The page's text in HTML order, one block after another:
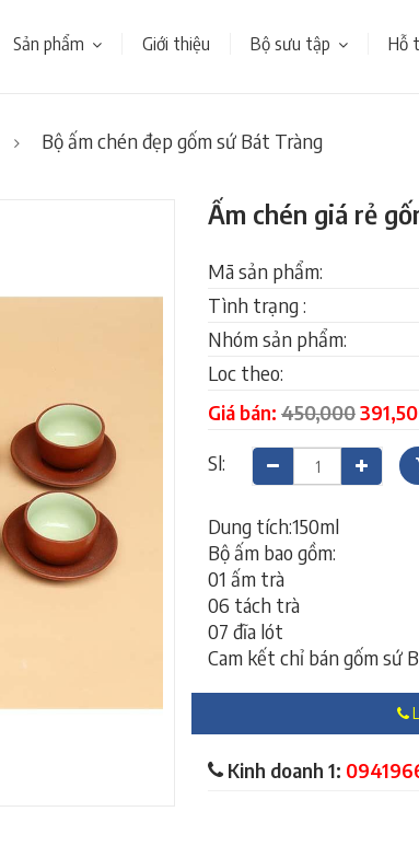
Sản phẩm Giới thiệu Bộ sưu tập Hỗ
Bộ ấm chén đẹp gốm sứ Bát Tràng
Ấm chén giá rẻ
Mã sản phẩm:
Tình trạng :
Nhóm sản phẩm:
Loc theo:
Giá bán: 450,000
Sl:
Dung tích:150ml
Bộ ấm bao gồm:
01 ấm trà
06 tách trà
07 đĩa lót
Cam kết chỉ bán gốm sứ
Kinh doanh 1: